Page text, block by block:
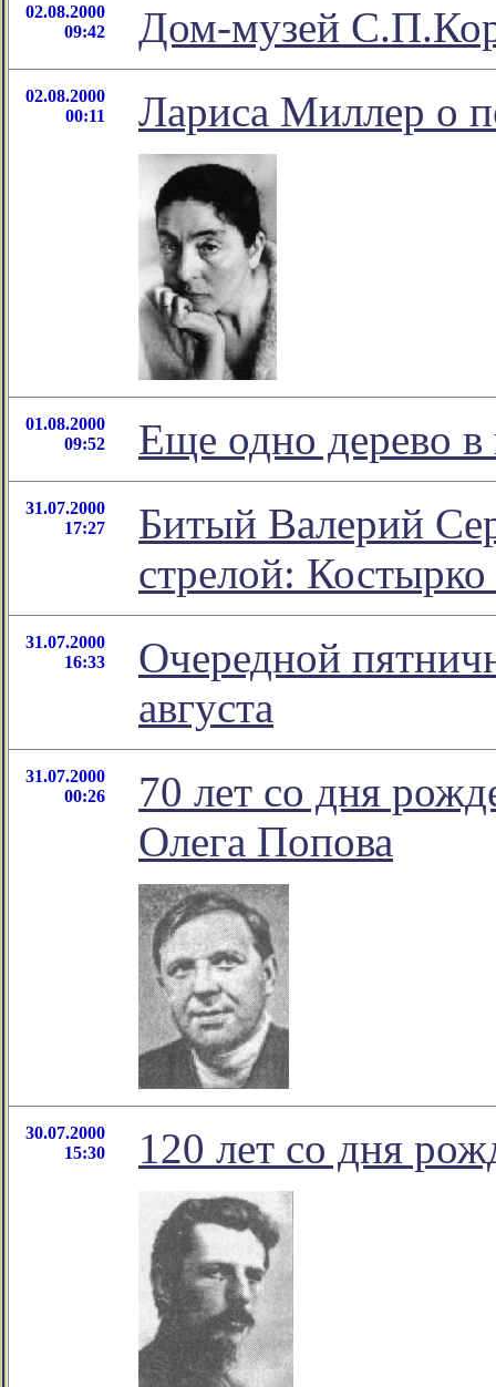
02.08.2000
09:42
Дом-музей
02.08.2000
00:11
Лариса Миллер о
01.08.2000
09:52
Еще одно дерево
31.07.2000
17:27
Битый Валерий
стрелой:
31.07.2000
16:33
Очередной
августа
31.07.2000
00:26
70 лет со дня
Олега Попова
30.07.2000
15:30
120 лет со дня